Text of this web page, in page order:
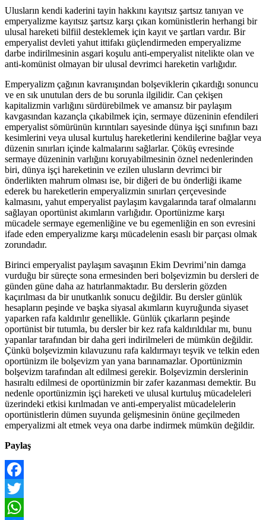
Ulusların kendi kaderini tayin hakkını kayıtsız şartsız tanıyan ve
emperyalizme kayıtsız şartsız karşı çıkan komünistlerin herhangi bir
ulusal hareketi bilfiil desteklemek için kayıt ve şartları vardır. Bir
emperyalist devleti yahut ittifakı güçlendirmeden emperyalizme
darbe indirilmesinin asgari koşulu anti-emperyalist nitelikte olan ve
anti-komünist olmayan bir ulusal devrimci hareketin varlığıdır.
Emperyalizm çağının kavranışından bolşeviklerin çıkardığı sonuncu
ve en sık unutulan ders de bu sorunla ilgilidir. Can çekişen
kapitalizmin varlığını sürdürebilmek ve amansız bir paylaşım
kavgasından kazançla çıkabilmek için, sermaye düzeninin efendileri
emperyalist sömürünün kırıntıları sayesinde dünya işçi sınıfının bazı
kesimlerini veya ulusal kurtuluş hareketlerini kendilerine bağlar veya
düzenin sınırları içinde kalmalarını sağlarlar. Çöküş evresinde
sermaye düzeninin varlığını koruyabilmesinin öznel nedenlerinden
biri, dünya işçi hareketinin ve ezilen ulusların devrimci bir
önderlikten mahrum olması ise, bir diğeri de bu önderliği ikame
ederek bu hareketlerin emperyalizmin sınırları çerçevesinde
kalmasını, yahut emperyalist paylaşım kavgalarında taraf olmalarını
sağlayan oportünist akımların varlığıdır. Oportünizme karşı
mücadele sermaye egemenliğine ve bu egemenliğin en son evresini
ifade eden emperyalizme karşı mücadelenin esaslı bir parçası olmak
zorundadır.
Birinci emperyalist paylaşım savaşının Ekim Devrimi’nin damga
vurduğu bir süreçte sona ermesinden beri bolşevizmin bu dersleri de
günden güne daha az hatırlanmaktadır. Bu derslerin gözden
kaçırılması da bir unutkanlık sonucu değildir. Bu dersler günlük
hesapların peşinde ve başka siyasal akımların kuyruğunda siyaset
yaparken rafa kaldırılır genellikle. Günlük çıkarların peşinde
oportünist bir tutumla, bu dersler bir kez rafa kaldırıldılar mı, bunu
yapanlar tarafından bir daha geri indirilmeleri de mümkün değildir.
Çünkü bolşevizmin kılavuzunu rafa kaldırmayı teşvik ve telkin eden
oportünizm ile bolşevizm yan yana barınamazlar. Oportünizmin
bolşevizm tarafından alt edilmesi gerekir. Bolşevizmin derslerinin
hasıraltı edilmesi de oportünizmin bir zafer kazanması demektir. Bu
nedenle oportünizmin işçi hareketi ve ulusal kurtuluş mücadeleleri
üzerindeki etkisi kırılmadan ve anti-emperyalist mücadelelerin
oportünistlerin dümen suyunda gelişmesinin önüne geçilmeden
emperyalizmi alt etmek veya ona darbe indirmek mümkün değildir.
Paylaş
Facebook
Twitter